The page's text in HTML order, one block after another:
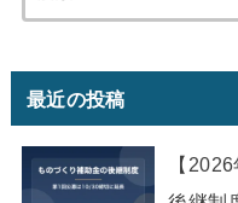
最近の投稿
【